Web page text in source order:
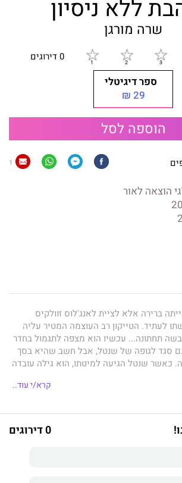
ללא ניסיון
שרה מורגן
0 דירוגים
ספר דיגיטלי
29 ₪
הוספה לסל
1
הוצאה לאור
ברירה אלא לציית לאנג'לוס זוולקיס
לעתיד. הטייקון רב העוצמה המטיר עליה
תחתונה... עכשיו הוא מצפה לתגמול בחדר
סגד לגופה של שנטל, אבל חשב שהיא בסך
כאשר שנטל הגיעה למיטתו, הוא גילה עובדה
ועכשיו הוא מתכוון להחזיק בה- ולא
קרא/י עוד..
0 דירוגים